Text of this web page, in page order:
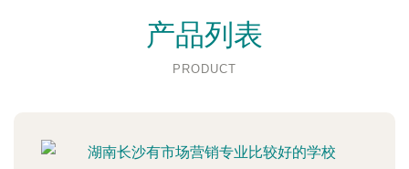
产品列表
PRODUCT